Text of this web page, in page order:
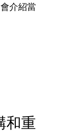
介紹當
和重